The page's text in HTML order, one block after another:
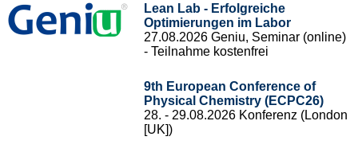
Lean Lab - Erfolgreiche
Optimierungen im Labor
27.08.2026 Geniu, Seminar (online)
- Teilnahme kostenfrei
9th European Conference of
Physical Chemistry (ECPC26)
28. - 29.08.2026 Konferenz (London
[UK])